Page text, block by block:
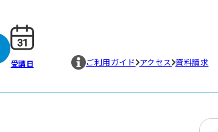
受講日 ご利用ガイド アクセス 資料請求